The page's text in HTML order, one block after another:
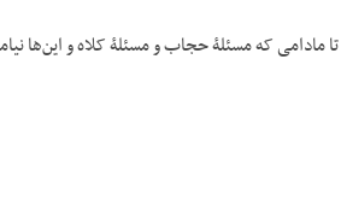
تا مادامی که مسئلۀ حجاب و مسئلۀ کلاه و این‌ها